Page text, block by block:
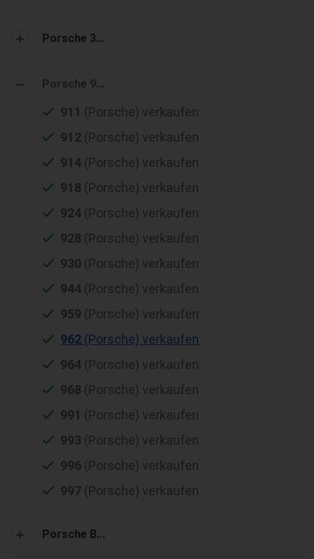
Porsche 3...
Porsche 9...
911 (Porsche) verkaufen
912 (Porsche) verkaufen
914 (Porsche) verkaufen
918 (Porsche) verkaufen
924 (Porsche) verkaufen
928 (Porsche) verkaufen
930 (Porsche) verkaufen
944 (Porsche) verkaufen
959 (Porsche) verkaufen
962 (Porsche) verkaufen
964 (Porsche) verkaufen
968 (Porsche) verkaufen
991 (Porsche) verkaufen
993 (Porsche) verkaufen
996 (Porsche) verkaufen
997 (Porsche) verkaufen
Porsche B...